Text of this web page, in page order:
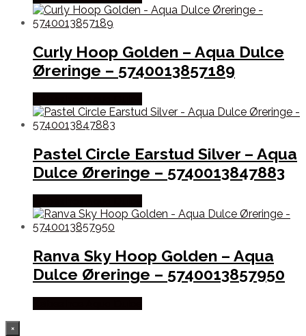
Curly Hoop Golden – Aqua Dulce
Øreringe – 5740013857189
Pastel Circle Earstud Silver – Aqua
Dulce Øreringe – 5740013847883
Ranva Sky Hoop Golden – Aqua
Dulce Øreringe – 5740013857950
×